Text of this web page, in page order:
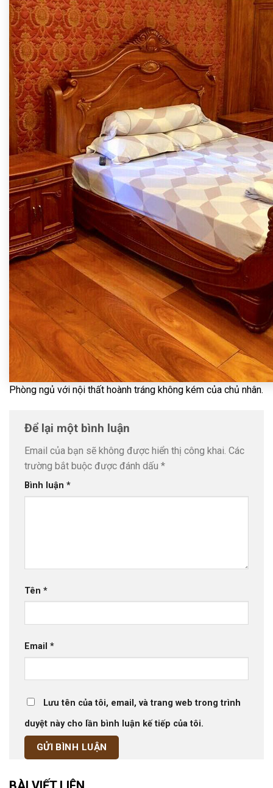
Phòng ngủ với nội thất hoành tráng không kém của chủ nhân.
Để lại một bình luận
Email của bạn sẽ không được hiển thị công khai. Các
trường bắt buộc được đánh dấu *
Bình luận *
Tên *
Email *
Lưu tên của tôi, email, và trang web trong trình
duyệt này cho lần bình luận kế tiếp của tôi.